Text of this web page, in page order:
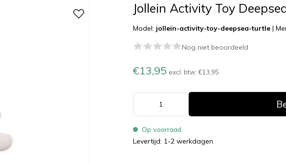
Jollein Activity Toy
Model: jollein-activity-toy-deepsea-turtle |
Nog niet beoordeeld
€13,95 excl. btw:€13,95
Op voorraad
Levertijd: 1-2 werkdagen